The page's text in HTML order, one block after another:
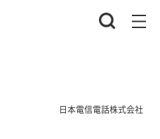
日本電信電話株式会社